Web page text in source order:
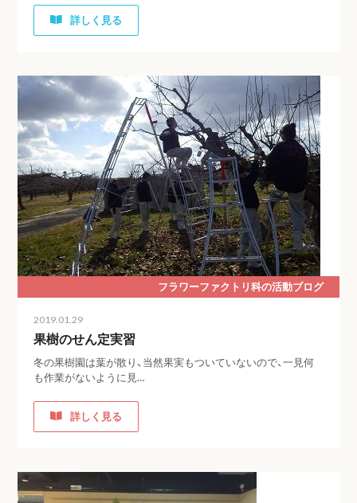
詳しく見る
フラワーファクトリ科の活動ブログ
2019.01.29
果樹のせん定実習
冬の果樹園は葉が散り、当然果実もついていないので、一見何
も作業がないように見…
詳しく見る